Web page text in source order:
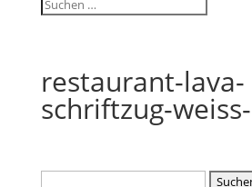
restaurant-lava-
schriftzug-